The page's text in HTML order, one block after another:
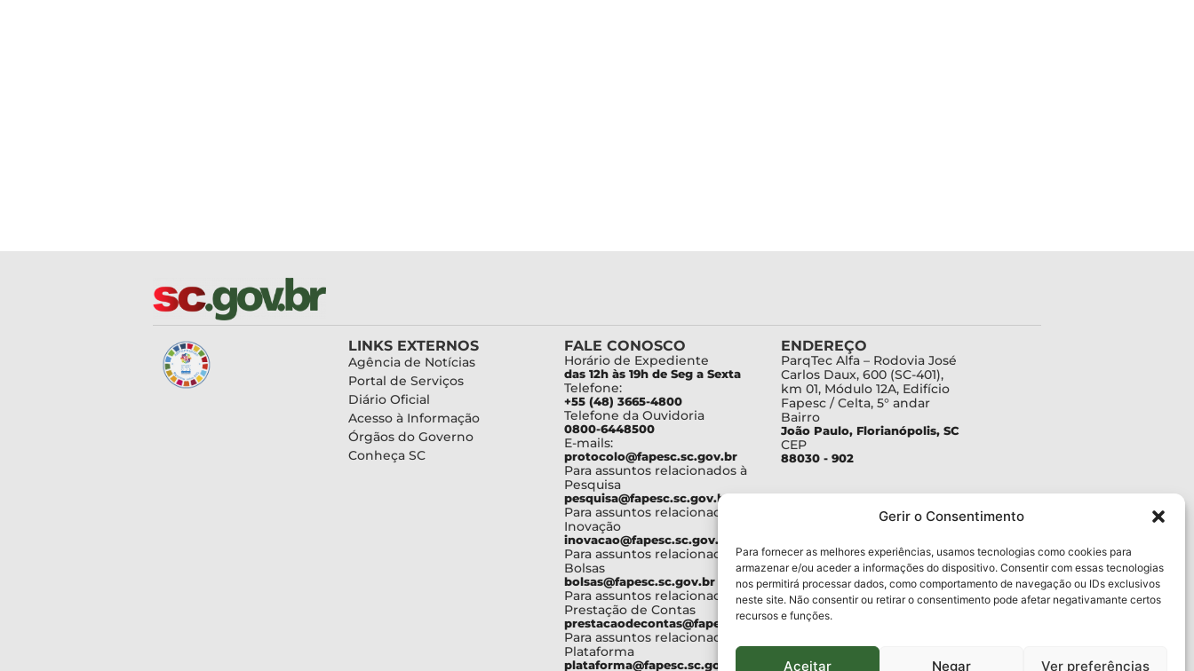
Gerir o Consentimento
Para fornecer as melhores experiências, usamos tecnologias como cookies para
armazenar e/ou aceder a informações do dispositivo. Consentir com essas tecnologias
nos permitirá processar dados, como comportamento de navegação ou IDs exclusivos
neste site. Não consentir ou retirar o consentimento pode afetar negativamante certos
recursos e funções.
Aceitar Negar Ver preferências
LINKS EXTERNOS
Agência de Notícias
Portal de Serviços
Diário Oficial
Acesso à Informação
Órgãos do Governo
Conheça SC
FALE CONOSCO
Horário de Expediente
das 12h às 19h de Seg a Sexta
Telefone:
+55 (48) 3665-4800
Telefone da Ouvidoria
0800-6448500
E-mails:
protocolo@fapesc.sc.gov.br
Para assuntos relacionados à
Pesquisa
pesquisa@fapesc.sc.gov.br
Para assuntos relacionados à
Inovação
inovacao@fapesc.sc.gov.br
Para assuntos relacionados à
Bolsas
bolsas@fapesc.sc.gov.br
Para assuntos relacionados à
Prestação de Contas
prestacaodecontas@fapesc.sc.gov.br
Para assuntos relacionados à
Plataforma
plataforma@fapesc.sc.gov.br
ENDEREÇO
ParqTec Alfa – Rodovia José
Carlos Daux, 600 (SC-401),
km 01, Módulo 12A, Edifício
Fapesc / Celta, 5° andar
Bairro
João Paulo, Florianópolis, SC
CEP
88030 - 902